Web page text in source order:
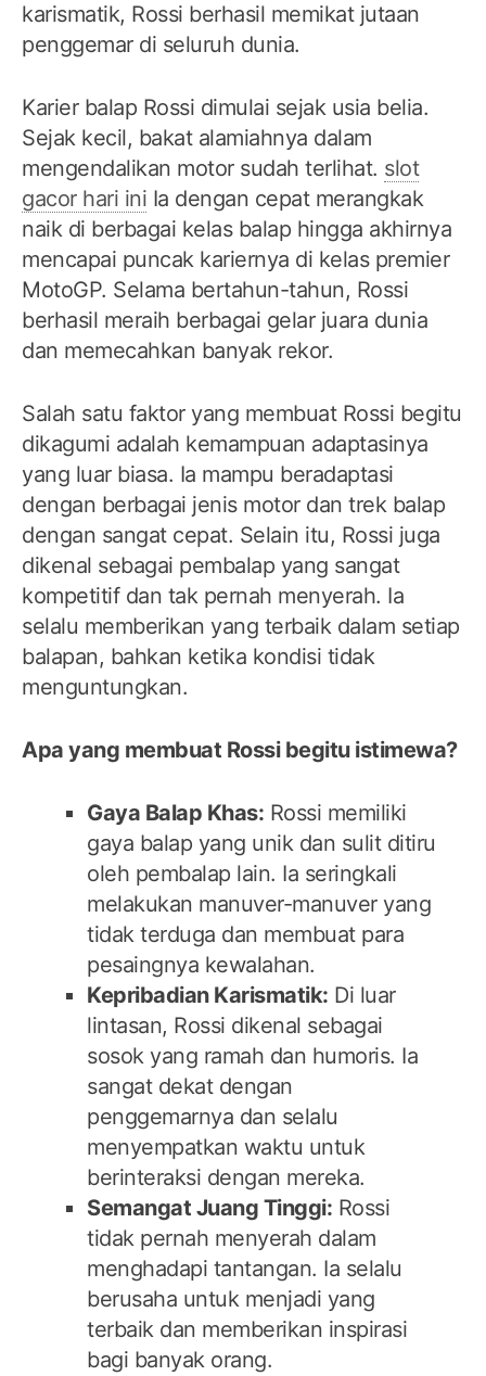
karismatik, Rossi berhasil memikat jutaan
penggemar di seluruh dunia.
Karier balap Rossi dimulai sejak usia belia.
Sejak kecil, bakat alamiahnya dalam
mengendalikan motor sudah terlihat. slot
gacor hari ini Ia dengan cepat merangkak
naik di berbagai kelas balap hingga akhirnya
mencapai puncak kariernya di kelas premier
MotoGP. Selama bertahun-tahun, Rossi
berhasil meraih berbagai gelar juara dunia
dan memecahkan banyak rekor.
Salah satu faktor yang membuat Rossi begitu
dikagumi adalah kemampuan adaptasinya
yang luar biasa. Ia mampu beradaptasi
dengan berbagai jenis motor dan trek balap
dengan sangat cepat. Selain itu, Rossi juga
dikenal sebagai pembalap yang sangat
kompetitif dan tak pernah menyerah. Ia
selalu memberikan yang terbaik dalam setiap
balapan, bahkan ketika kondisi tidak
menguntungkan.
Apa yang membuat Rossi begitu istimewa?
Gaya Balap Khas: Rossi memiliki
gaya balap yang unik dan sulit ditiru
oleh pembalap lain. Ia seringkali
melakukan manuver-manuver yang
tidak terduga dan membuat para
pesaingnya kewalahan.
Kepribadian Karismatik: Di luar
lintasan, Rossi dikenal sebagai
sosok yang ramah dan humoris. Ia
sangat dekat dengan
penggemarnya dan selalu
menyempatkan waktu untuk
berinteraksi dengan mereka.
Semangat Juang Tinggi: Rossi
tidak pernah menyerah dalam
menghadapi tantangan. Ia selalu
berusaha untuk menjadi yang
terbaik dan memberikan inspirasi
bagi banyak orang.